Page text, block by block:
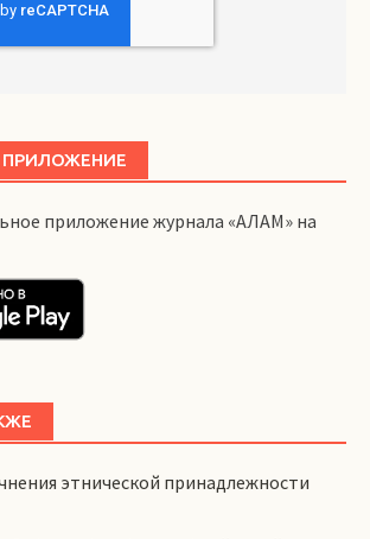
приложение журнала «АЛАМ» на
этнической принадлежности